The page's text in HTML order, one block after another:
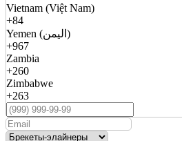
Vietnam (Việt Nam)
+84
Yemen (اليمن)
+967
Zambia
+260
Zimbabwe
+263